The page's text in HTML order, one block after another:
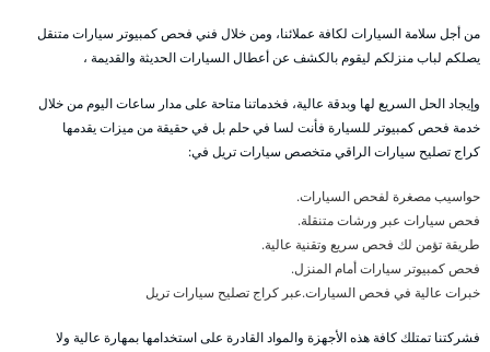
من أجل سلامة السيارات لكافة عملائنا، ومن خلال فني فحص كمبيوتر سيارات متنقل
يصلكم لباب منزلكم ليقوم بالكشف عن أعطال السيارات الحديثة والقديمة ،
وإيجاد الحل السريع لها وبدقة عالية، فخدماتنا متاحة على مدار ساعات اليوم من خلال
خدمة فحص كمبيوتر للسيارة فأنت لسا في حلم بل في حقيقة من ميزات يقدمها
كراج تصليح سيارات الراقي متخصص سيارات تريل في:
حواسيب مصغرة لفحص السيارات.
فحص سيارات عبر ورشات متنقلة.
طريقة تؤمن لك فحص سريع وتقنية عالية.
فحص كمبيوتر سيارات أمام المنزل.
خبرات عالية في فحص السيارات.عبر كراج تصليح سيارات تريل
فشركتنا تمتلك كافة هذه الأجهزة والمواد القادرة على استخدامها بمهارة عالية ولا